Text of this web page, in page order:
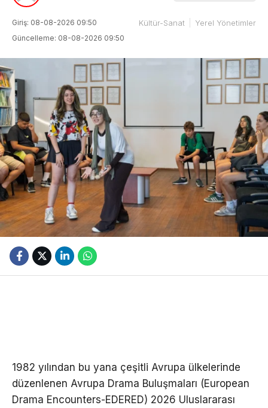
Giriş: 08-08-2026 09:50
Güncelleme: 08-08-2026 09:50
Kültür-Sanat Yerel Yönetimler
1982 yılından bu yana çeşitli Avrupa ülkelerinde
düzenlenen Avrupa Drama Buluşmaları (European
Drama Encounters-EDERED) 2026 Uluslararası